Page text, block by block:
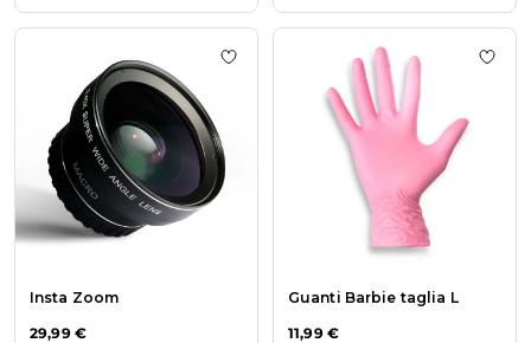
Insta Zoom
29,99 €
Aggiungi alla wishlist Insta Zoom
Guanti Barbie taglia L
11,99 €